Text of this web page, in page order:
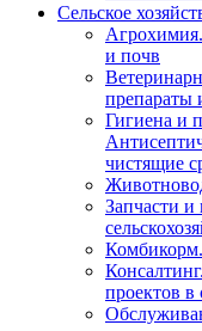
Сельское
и почв
препараты
Гигиена и
чистящие
Запчасти
проектов в